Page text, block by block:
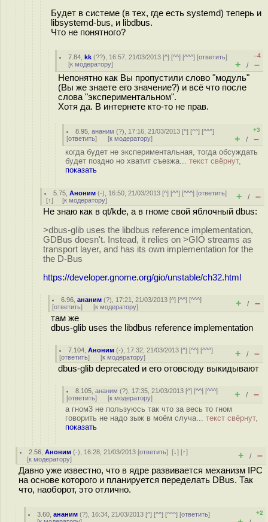
Будет в системе (в тех, где есть systemd) теперь и
libsystemd-bus, и libdbus.
Что не понятного?
7.84 ,kk (??), 16:57, 21/03/2013 [^] [^^] [^^^] [ответить]
[к модератору]
–4
+ / –
Непонятно как Вы пропустили слово "модуль"
(Вы же знаете его значение?) и всё что после
слова "экспериментальном".
Хотя да. В интернете кто-то не прав.
8.95 ,ананим (?), 17:16, 21/03/2013 [^] [^^] [^^^]
[ответить] [к модератору]
+3
+ / –
когда будет не экспериментальная, тогда обсуждать
будет поздно но хватит съезжа... текст свёрнут,
показать
5.75 ,Аноним (-), 16:50, 21/03/2013 [^] [^^] [^^^] [ответить]
[↑] [к модератору] + / –
Не знаю как в qt/kde, а в гноме свой яблочный dbus:
>dbus-glib uses the libdbus reference implementation,
GDBus doesn't. Instead, it relies on >GIO streams as
transport layer, and has its own implementation for the
the D-Bus
https://developer.gnome.org/gio/unstable/ch32.html
6.96 ,ананим (?), 17:21, 21/03/2013 [^] [^^] [^^^]
[ответить] [к модератору] + / –
там же
dbus-glib uses the libdbus reference implementation
7.104 ,Аноним (-), 17:32, 21/03/2013 [^] [^^] [^^^]
[ответить] [к модератору] + / –
dbus-glib deprecated и его отовсюду выкидывают
8.105 ,ананим (?), 17:35, 21/03/2013 [^] [^^] [^^^]
[ответить] [к модератору] + / –
а гном3 не пользуюсь так что за весь то гном
говорить не надо зыж в моём случа... текст свёрнут,
показать
2.56 ,Аноним (-), 16:28, 21/03/2013 [ответить][↓] [↑]
[к модератору] + / –
Давно уже известно, что в ядре развивается механизм IPC
на основе которого и планируется переделать DBus. Так
что, наоборот, это отлично.
3.60 ,ананим (?), 16:34, 21/03/2013 [^] [^^] [^^^] [ответить]
+2